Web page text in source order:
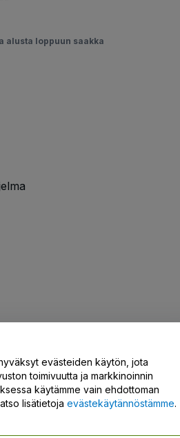
alusta loppuun saakka
meihin yhteyttä
evästeiden käytön, jota
toimivuutta ja markkinoinnin
käytämme vain ehdottoman
lisätietoja evästekäytännöstämme.